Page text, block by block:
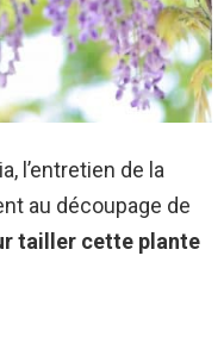
l’entretien de la
au découpage de
tailler cette plante